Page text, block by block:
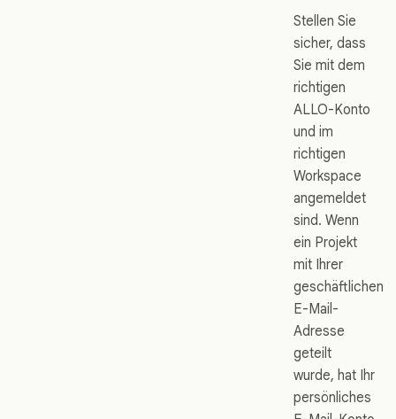
Stellen Sie
sicher, dass
Sie mit dem
richtigen
ALLO-Konto
und im
richtigen
Workspace
angemeldet
sind. Wenn
ein Projekt
mit Ihrer
geschäftlichen
E-Mail-
Adresse
geteilt
wurde, hat Ihr
persönliches